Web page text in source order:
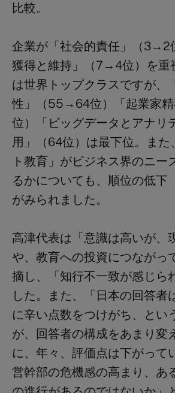
比較。
企業が「社会的責任」（3→2
獲得と維持」（7→4位）を重
は世界トップクラスですが、
性」（55→64位）「起業家
位）「ビッグデータとアナリ
用」（64位）は最下位。また
ト教育」がビジネス界のニー
るかについても、順位の低下
がみられました。
高津代表は「意識は高いが、
や、教育への投資につながっ
摘し、「知行不一致が感じら
した。また、「日本の回答者
に辛い点数をつけがち、とい
が、回答者の構成をあまり変
に、年々、評価点は下がって
営幹部の危機感の高まり、あ